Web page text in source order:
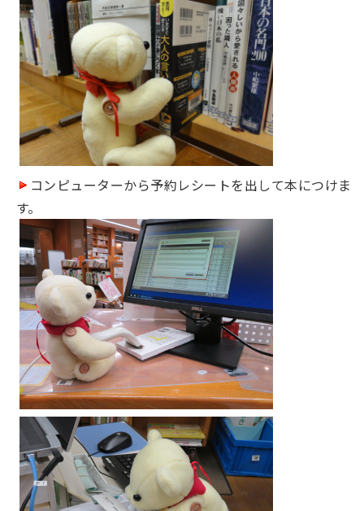
コンピューターから予約レシートを出して本につけま
す。